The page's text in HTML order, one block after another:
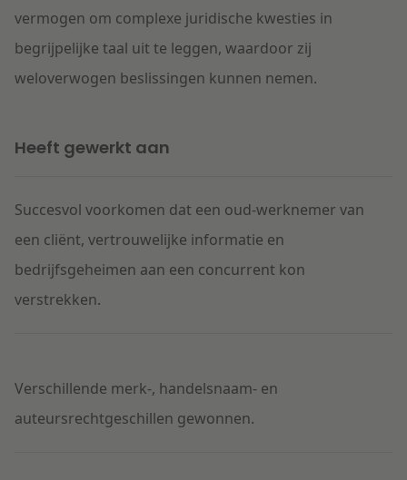
vermogen om complexe juridische kwesties in
begrijpelijke taal uit te leggen, waardoor zij
weloverwogen beslissingen kunnen nemen.
Heeft gewerkt aan
Succesvol voorkomen dat een oud-werknemer van
een cliënt, vertrouwelijke informatie en
bedrijfsgeheimen aan een concurrent kon
verstrekken.
Verschillende merk-, handelsnaam- en
auteursrechtgeschillen gewonnen.